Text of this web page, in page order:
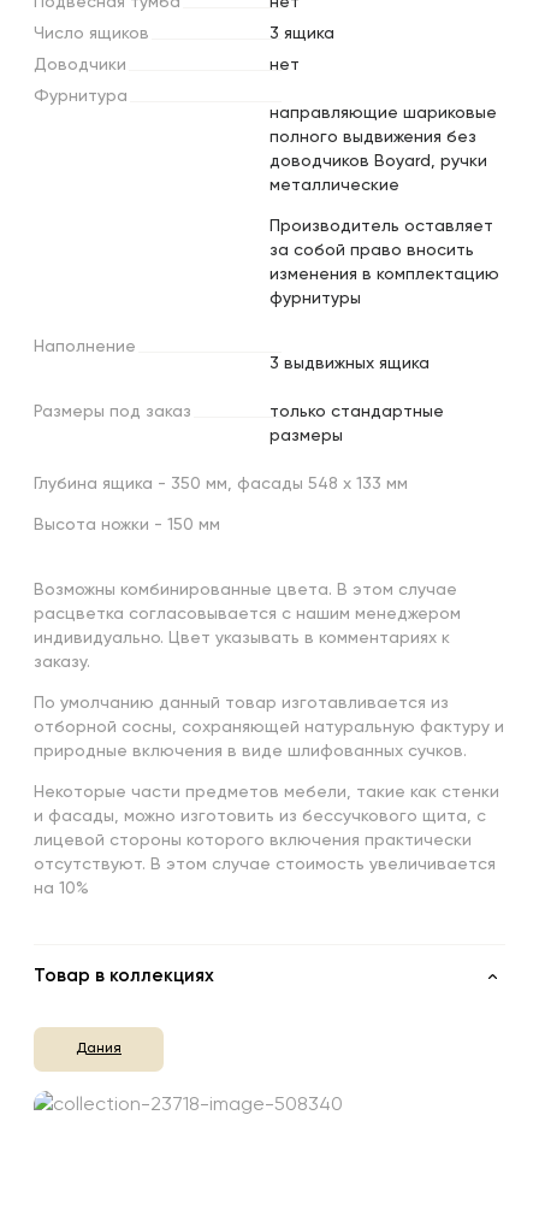
Число ящиков
3 ящика
Доводчики
нет
Фурнитура
направляющие шариковые
полного выдвижения без
доводчиков Boyard, ручки
металлические
Производитель оставляет
за собой право вносить
изменения в комплектацию
фурнитуры
Наполнение
3 выдвижных ящика
Размеры под заказ
только стандартные
размеры
Глубина ящика - 350 мм, фасады 548 х 133 мм
Высота ножки - 150 мм
Возможны комбинированные цвета. В этом случае
расцветка согласовывается с нашим менеджером
индивидуально. Цвет указывать в комментариях к
заказу.
По умолчанию данный товар изготавливается из
отборной сосны, сохраняющей натуральную фактуру и
природные включения в виде шлифованных сучков.
Некоторые части предметов мебели, такие как стенки
и фасады, можно изготовить из бессучкового щита, с
лицевой стороны которого включения практически
отсутствуют. В этом случае стоимость увеличивается
на 10%
Товар в коллекциях
Дания